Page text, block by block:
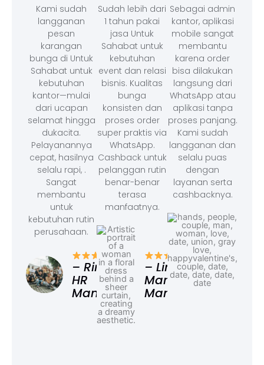
Kami sudah
langganan
pesan
karangan
bunga di Untuk
Sahabat untuk
kebutuhan
kantor—mulai
dari ucapan
selamat hingga
dukacita.
Pelayanannya
cepat, hasilnya
selalu rapi, .
Sangat
membantu
untuk
kebutuhan rutin
perusahaan.
– Rina,
HR
Manager
Sudah lebih dari
1 tahun pakai
jasa Untuk
Sahabat untuk
kebutuhan
event dan relasi
bisnis. Kualitas
bunga
konsisten dan
proses order
super praktis via
WhatsApp.
Cashback untuk
pelanggan rutin
benar-benar
terasa
manfaatnya.
– Linda,
Marketing
Manager
Sebagai admin
kantor, aplikasi
mobile sangat
membantu
karena order
bisa dilakukan
langsung dari
WhatsApp atau
aplikasi tanpa
proses panjang.
Kami sudah
langganan dan
selalu puas
dengan
layanan serta
cashbacknya.